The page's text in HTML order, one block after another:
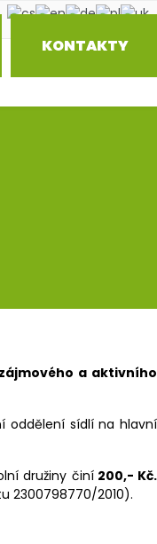
KONTAKTY
zájmového a aktivního
oddělení sídlí na hlavní
družiny činí200,- Kč.
2300798770/2010).